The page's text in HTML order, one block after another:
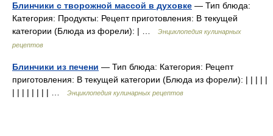
Блинчики с творожной массой в духовке — Тип блюда:
Категория: Продукты: Рецепт приготовления: В текущей
категории (Блюда из форели): | …
Энциклопедия кулинарных
рецептов
Блинчики из печени — Тип блюда: Категория: Рецепт
приготовления: В текущей категории (Блюда из форели): | | | | |
| | | | | | | | …
Энциклопедия кулинарных рецептов